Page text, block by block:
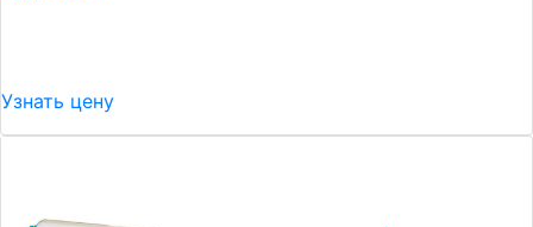
Узнать цену